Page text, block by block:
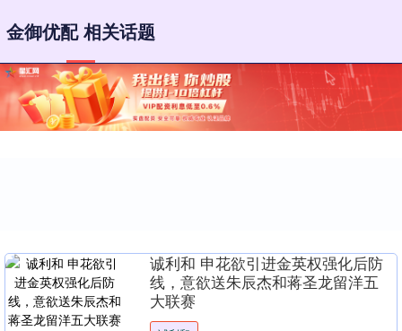
金御优配 相关话题
诚利和 申花欲引进金英权强化后防
线，意欲送朱辰杰和蒋圣龙留洋五
大联赛